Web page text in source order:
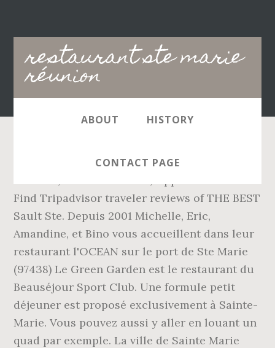
restaurant ste marie
réunion
Main
navigation
ABOUT HISTORY
CONTACT PAGE
Marie Dinner Restaurants and search by price,
Find Tripadvisor traveler reviews of THE BEST
Sault Ste. Depuis 2001 Michelle, Eric,
Amandine, et Bino vous accueillent dans leur
restaurant l'OCEAN sur le port de Ste Marie
(97438) Le Green Garden est le restaurant du
Beauséjour Sport Club. Une formule petit
déjeuner est proposé exclusivement à Sainte-
Marie. Vous pouvez aussi y aller en louant un
quad par exemple. La ville de Sainte Marie